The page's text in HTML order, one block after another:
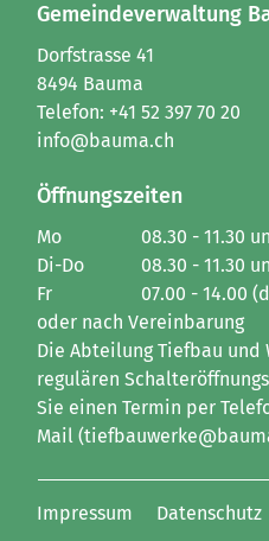
Gemeindeverwaltung
Dorfstrasse 41
8494 Bauma
Telefon: +41 52 397 70 20
info@bauma.ch
Öffnungszeiten
Mo
08.30 - 11.30
Di-Do
08.30 - 11.30
Fr
07.00 - 14.00
oder nach Vereinbarung
Die Abteilung Tiefbau und
regulären
Sie einen Termin per
Mail
Toolbar
Impressum Datenschutz